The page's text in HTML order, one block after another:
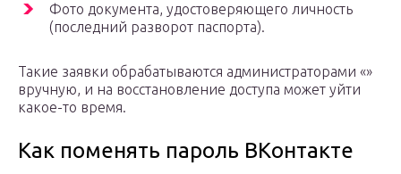
Фото документа, удостоверяющего личность
(последний разворот паспорта).
Такие заявки обрабатываются администраторами «»
вручную, и на восстановление доступа может уйти
какое-то время.
Как поменять пароль ВКонтакте